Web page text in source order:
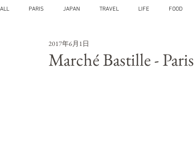
ALL PARIS JAPAN TRAVEL LIFE FOOD
SELF
Marché Bastille - Paris
2017年6月1日